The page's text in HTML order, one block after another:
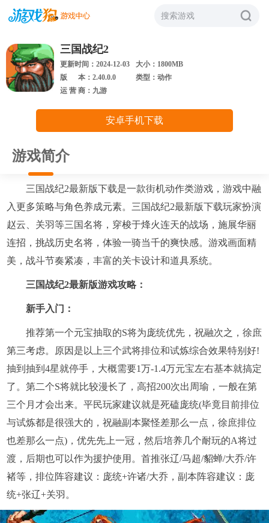
搜索游戏
三国战纪2
更新时间：2024-12-03
大小：1800MB
版 本：2.40.0.0
类型：动作
运 营 商：九游
安卓手机下载
游戏简介
三国战纪2最新版下载是一款街机动作类游戏，游戏中融
入更多策略与角色养成元素。三国战纪2最新版下载玩家扮演
赵云、关羽等三国名将，穿梭于烽火连天的战场，施展华丽
连招，挑战历史名将，体验一骑当千的爽快感。游戏画面精
美，战斗节奏紧凑，丰富的关卡设计和道具系统。
三国战纪2最新版游戏攻略：
新手入门：
推荐第一个元宝抽取的S将为庞统优先，祝融次之，徐庶
第三考虑。原因是以上三个武将排位和试炼综合效果特别好!
抽到抽到4星就停手，大概需要1万-1.4万元宝左右基本就搞定
了。第二个S将就比较漫长了，高招200次出周瑜，一般在第
三个月才会出来。平民玩家建议就是死磕庞统(毕竟目前排位
与试炼都是很强大的，祝融副本聚怪差那么一点，徐庶排位
也差那么一点)，优先先上一冠，然后培养几个耐玩的A将过
渡，后期也可以作为援护使用。首推张辽/马超/貂蝉/大乔/许
褚等，排位阵容建议：庞统+许诸/大乔，副本阵容建议：庞
统+张辽+关羽。